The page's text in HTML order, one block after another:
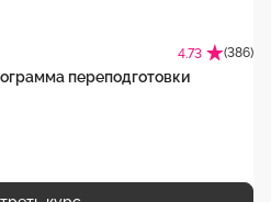
4.73 (386)
переподготовки